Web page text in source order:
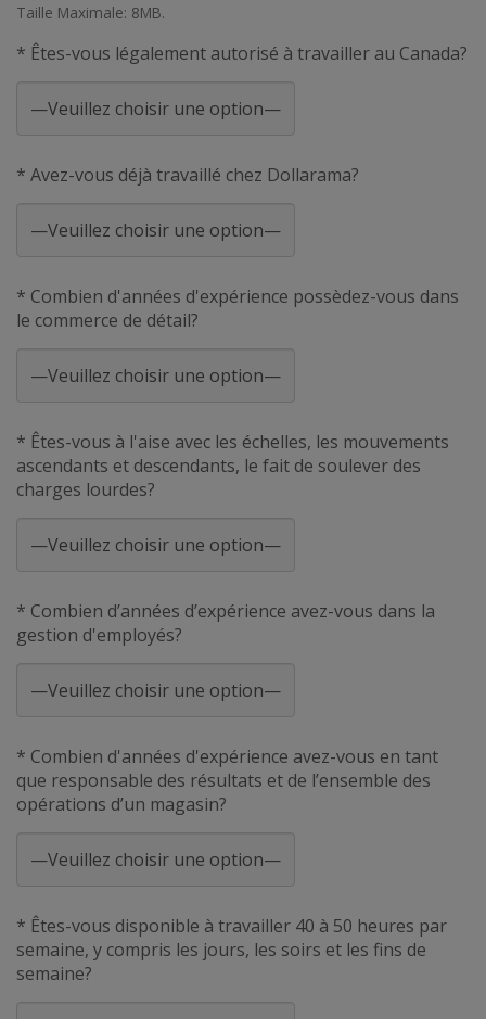
Taille Maximale: 8MB.
* Êtes-vous légalement autorisé à travailler au Canada?
* Avez-vous déjà travaillé chez Dollarama?
* Combien d'années d'expérience possèdez-vous dans
le commerce de détail?
* Êtes-vous à l'aise avec les échelles, les mouvements
ascendants et descendants, le fait de soulever des
charges lourdes?
* Combien d’années d’expérience avez-vous dans la
gestion d'employés?
* Combien d'années d'expérience avez-vous en tant
que responsable des résultats et de l’ensemble des
opérations d’un magasin?
* Êtes-vous disponible à travailler 40 à 50 heures par
semaine, y compris les jours, les soirs et les fins de
semaine?